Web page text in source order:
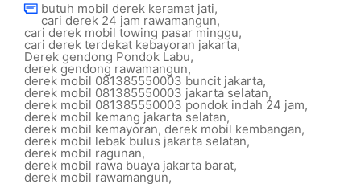
butuh mobil derek keramat jati,
cari derek 24 jam rawamangun,
cari derek mobil towing pasar minggu,
cari derek terdekat kebayoran jakarta,
Derek gendong Pondok Labu,
derek gendong rawamangun,
derek mobil 081385550003 buncit jakarta,
derek mobil 081385550003 jakarta selatan,
derek mobil 081385550003 pondok indah 24 jam,
derek mobil kemang jakarta selatan,
derek mobil kemayoran, derek mobil kembangan,
derek mobil lebak bulus jakarta selatan,
derek mobil ragunan,
derek mobil rawa buaya jakarta barat,
derek mobil rawamangun,